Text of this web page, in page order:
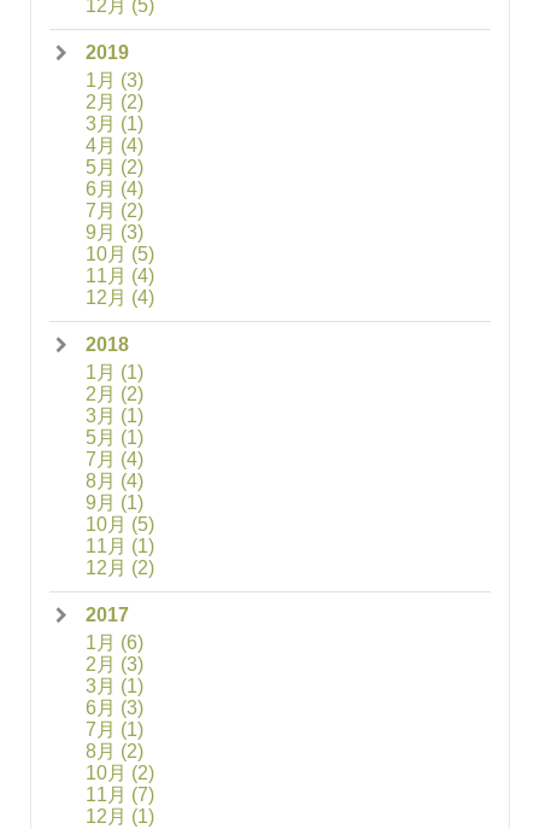
12月 (5)
2019
1月 (3)
2月 (2)
3月 (1)
4月 (4)
5月 (2)
6月 (4)
7月 (2)
9月 (3)
10月 (5)
11月 (4)
12月 (4)
2018
1月 (1)
2月 (2)
3月 (1)
5月 (1)
7月 (4)
8月 (4)
9月 (1)
10月 (5)
11月 (1)
12月 (2)
2017
1月 (6)
2月 (3)
3月 (1)
6月 (3)
7月 (1)
8月 (2)
10月 (2)
11月 (7)
12月 (1)